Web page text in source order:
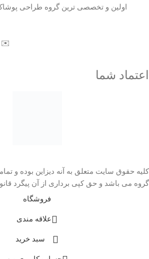
اولین و تخصصی ترین گروه طراحی
✉️
اعتماد شما
کلیه حقوق سایت متعلق به آنه دیزاین بوده و
گروه می باشد و حق کپی برداری از آن پیگرد
فروشگاه
علاقه مندی
سبد خرید